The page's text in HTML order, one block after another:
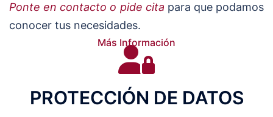
Ponte en contacto o pide cita para que podamos
conocer tus necesidades.
Más Información
PROTECCIÓN DE DATOS